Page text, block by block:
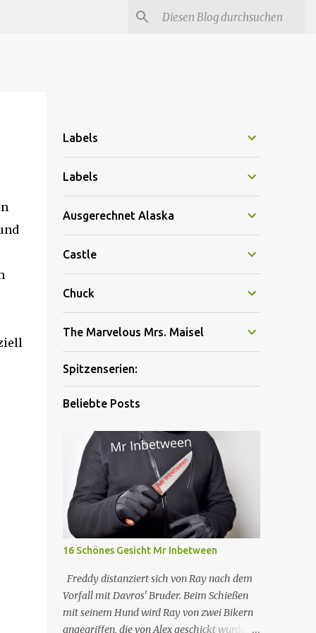
Labels
Labels
Ausgerechnet Alaska
Castle
Chuck
The Marvelous Mrs. Maisel
Spitzenserien:
Beliebte Posts
16 Schönes Gesicht Mr Inbetween
Freddy distanziert sich von Ray nach dem
Vorfall mit Davros' Bruder. Beim Schießen
mit seinem Hund wird Ray von zwei Bikern
angegriffen, die von Alex geschickt wurden,